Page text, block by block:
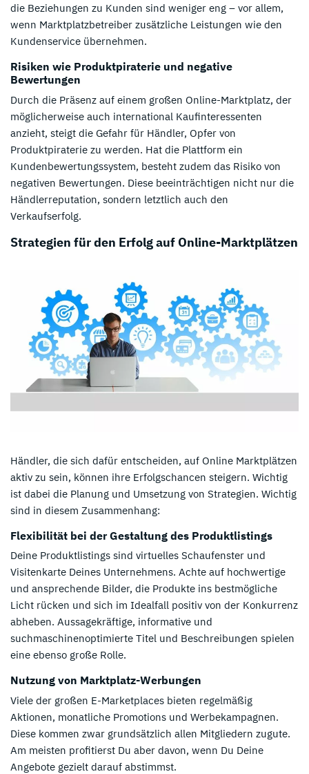
die Beziehungen zu Kunden sind weniger eng – vor allem,
wenn Marktplatzbetreiber zusätzliche Leistungen wie den
Kundenservice übernehmen.
Risiken wie Produktpiraterie und negative
Bewertungen
Durch die Präsenz auf einem großen Online-Marktplatz, der
möglicherweise auch international Kaufinteressenten
anzieht, steigt die Gefahr für Händler, Opfer von
Produktpiraterie zu werden. Hat die Plattform ein
Kundenbewertungssystem, besteht zudem das Risiko von
negativen Bewertungen. Diese beeinträchtigen nicht nur die
Händlerreputation, sondern letztlich auch den
Verkaufserfolg.
Strategien für den Erfolg auf Online-Marktplätzen
Händler, die sich dafür entscheiden, auf Online Marktplätzen
aktiv zu sein, können ihre Erfolgschancen steigern. Wichtig
ist dabei die Planung und Umsetzung von Strategien. Wichtig
sind in diesem Zusammenhang:
Flexibilität bei der Gestaltung des Produktlistings
Deine Produktlistings sind virtuelles Schaufenster und
Visitenkarte Deines Unternehmens. Achte auf hochwertige
und ansprechende Bilder, die Produkte ins bestmögliche
Licht rücken und sich im Idealfall positiv von der Konkurrenz
abheben. Aussagekräftige, informative und
suchmaschinenoptimierte Titel und Beschreibungen spielen
eine ebenso große Rolle.
Nutzung von Marktplatz-Werbungen
Viele der großen E-Marketplaces bieten regelmäßig
Aktionen, monatliche Promotions und Werbekampagnen.
Diese kommen zwar grundsätzlich allen Mitgliedern zugute.
Am meisten profitierst Du aber davon, wenn Du Deine
Angebote gezielt darauf abstimmst.